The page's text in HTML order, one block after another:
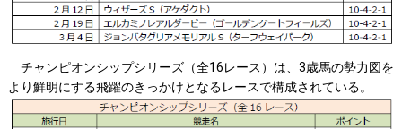
チャンピオンシップシリーズ（全16レース）は、3歳馬の勢力図を
より鮮明にする飛躍のきっかけとなるレースで構成されている。